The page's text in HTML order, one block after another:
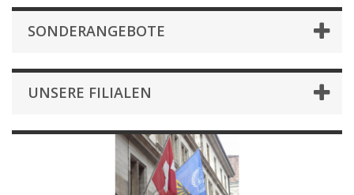
SONDERANGEBOTE
UNSERE FILIALEN